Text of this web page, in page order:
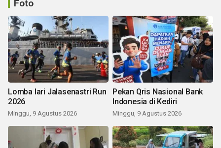
Foto
Lomba lari Jalasenastri Run
2026
Minggu, 9 Agustus 2026
Pekan Qris Nasional Bank
Indonesia di Kediri
Minggu, 9 Agustus 2026